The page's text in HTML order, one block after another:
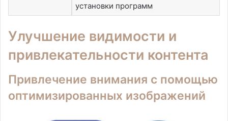
установки программ
Улучшение видимости и
привлекательности контента
Привлечение внимания с помощью
оптимизированных изображений